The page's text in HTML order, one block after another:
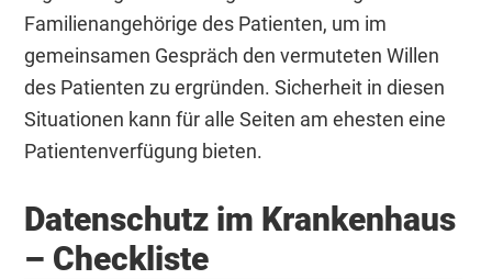
Familienangehörige des Patienten, um im
gemeinsamen Gespräch den vermuteten Willen
des Patienten zu ergründen. Sicherheit in diesen
Situationen kann für alle Seiten am ehesten eine
Patientenverfügung bieten.
Datenschutz im Krankenhaus
– Checkliste